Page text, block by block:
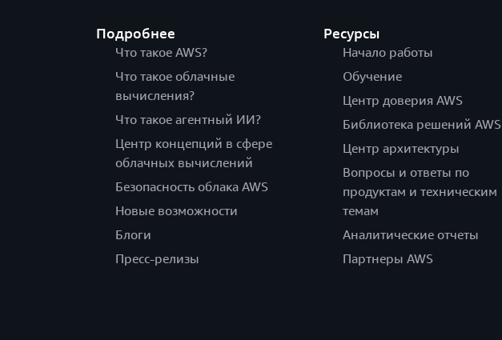
Подробнее
Что такое AWS?
Что такое облачные
вычисления?
Что такое агентный ИИ?
Центр концепций в сфере
облачных вычислений
Безопасность облака AWS
Новые возможности
Блоги
Пресс-релизы
Ресурсы
Начало работы
Обучение
Центр доверия AWS
Библиотека решений AWS
Центр архитектуры
Вопросы и ответы по
продуктам и техническим
темам
Аналитические отчеты
Партнеры AWS